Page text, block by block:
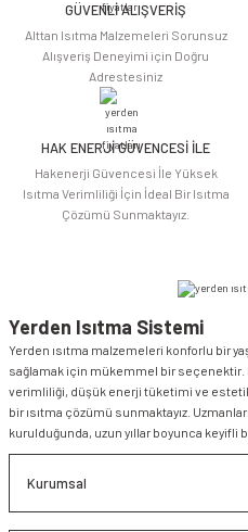
GÜVENLİ ALIŞVERİŞ
Alttan Isıtma Malzemeleri Sorunsuz
Alışveriş Deneyimi için Doğru
Adrestesiniz
HAK ENERJİ GÜVENCESİ İLE
Hakenerji Güvencesi İle Yüksek
Isıtma Verimliliği İçin İdeal Bir Isıtma
Çözümü Sunmaktayız.
Yerden Isıtma Sistemi
Yerden ısıtma malzemeleri konforlu bir
sağlamak için mükemmel bir
verimliliği, düşük enerji tüketimi ve
bir ısıtma çözümü sunmaktayız.
kurulduğunda, uzun yıllar boyunca keyifli
Kurumsal